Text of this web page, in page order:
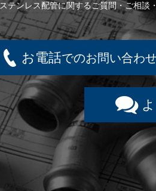
ステンレス配管に関するご質問・ご相談
お電話でのお問い合わ